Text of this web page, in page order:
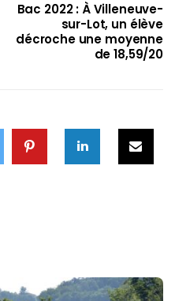
Bac 2022 : À Villeneuve-
sur-Lot, un élève
décroche une moyenne
de 18,59/20